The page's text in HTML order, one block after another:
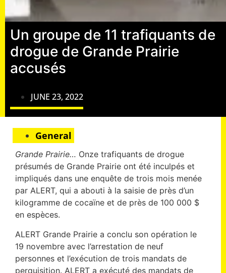
Un groupe de 11 trafiquants de
drogue de Grande Prairie
accusés
JUNE 23, 2022
General
Grande Prairie… Onze trafiquants de drogue
présumés de Grande Prairie ont été inculpés et
impliqués dans une enquête de trois mois menée
par ALERT, qui a abouti à la saisie de près d’un
kilogramme de cocaïne et de près de 100 000 $
en espèces.
ALERT Grande Prairie a conclu son opération le
19 novembre avec l’arrestation de neuf
personnes et l’exécution de trois mandats de
perquisition. ALERT a exécuté des mandats de